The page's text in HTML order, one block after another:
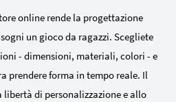
online rende la progettazione
un gioco da ragazzi. Scegliete
- dimensioni, materiali, colori - e
prendere forma in tempo reale. Il
di personalizzazione e allo